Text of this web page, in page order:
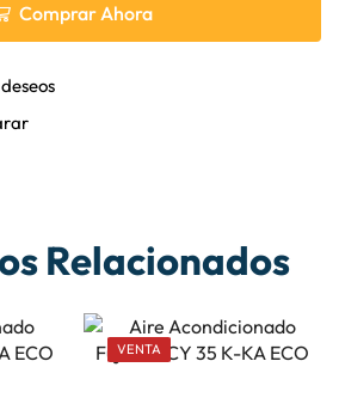
Comprar Ahora
Relacionados
VENTA